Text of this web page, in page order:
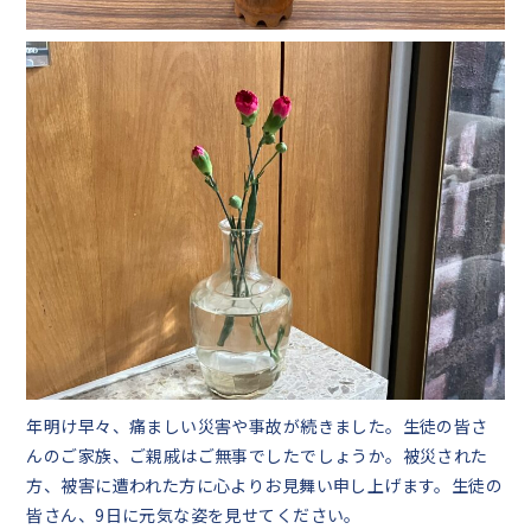
年明け早々、痛ましい災害や事故が続きました。生徒の皆さ
んのご家族、ご親戚はご無事でしたでしょうか。被災された
方、被害に遭われた方に心よりお見舞い申し上げます。生徒の
皆さん、9日に元気な姿を見せてください。